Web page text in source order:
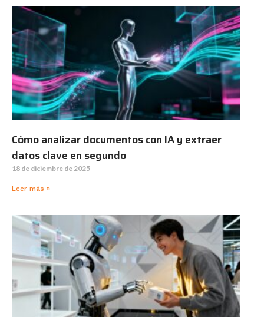
Cómo analizar documentos con IA y extraer
datos clave en segundo
18 de diciembre de 2025
Leer más »